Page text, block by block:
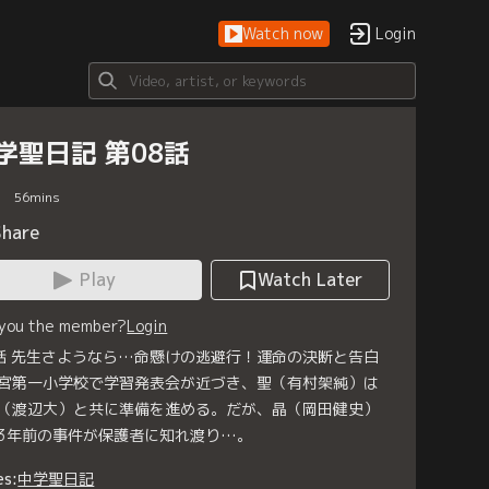
Watch now Login
聖日記 第08話
56mins
Play
Watch Later
the member?Login
先生さようなら…命懸けの逃避行！運命の決断と告白
第一小学校で学習発表会が近づき、聖（有村架純）は
渡辺大）と共に準備を進める。だが、晶（岡田健史）
年前の事件が保護者に知れ渡り…。
中学聖日記